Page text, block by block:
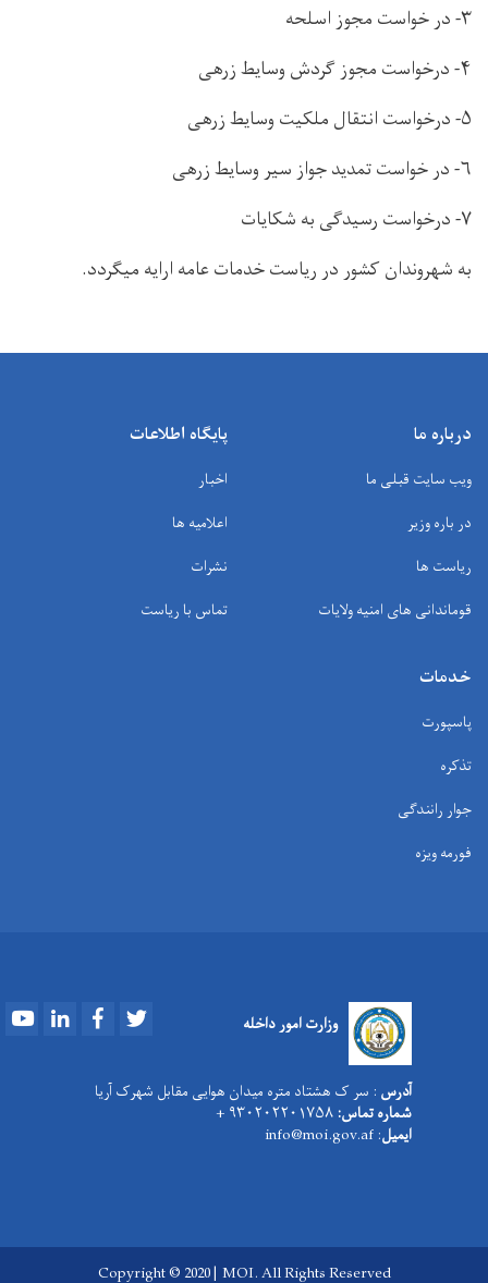
۳- در خواست مجوز اسلحه
۴- درخواست مجوز گردش وسایط زرهی
۵- درخواست انتقال ملکیت وسایط زرهی
۶- در خواست تمدید جواز سیر وسایط زرهی
۷- درخواست رسیدگی به شکایات
به شهروندان کشور در ریاست خدمات عامه ارایه میگردد.
درباره ما
ویب سایت قبلی ما
در باره وزیر
ریاست ها
قوماندانی های امنیه ولایات
پایگاه اطلاعات
اخبار
اعلامیه ها
نشرات
تماس با ریاست
خدمات
پاسپورت
تذکره
جوار رانندگی
فورمه ویزه
وزارت امور داخله YoutubeLinkedInFacebook
آدرس : سر ک هشتاد متره میدان هوایی مقابل شهرک آریا
شماره تماس:
ایمیل: info@moi.gov.af
Copyright © 2020 | MOI. All Rights Reserved